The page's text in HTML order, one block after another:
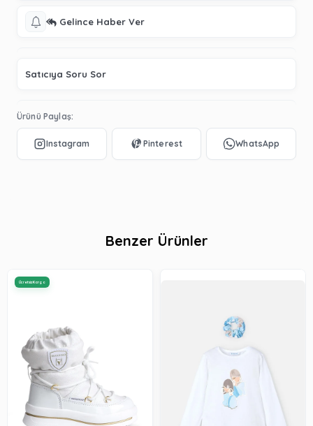
Gelince Haber Ver
Satıcıya Soru Sor
Ürünü Paylaş:
Benzer Ürünler
Ücretsiz Kargo